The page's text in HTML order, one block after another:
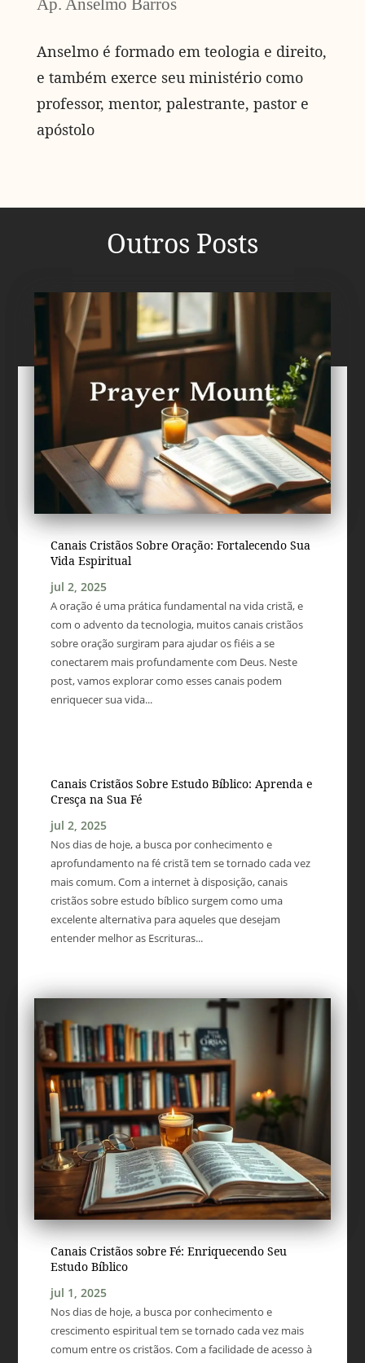
Ap. Anselmo Barros
Anselmo é formado em teologia e direito,
e também exerce seu ministério como
professor, mentor, palestrante, pastor e
apóstolo
Outros Posts
Canais Cristãos Sobre Oração: Fortalecendo Sua
Vida Espiritual
jul 2, 2025
A oração é uma prática fundamental na vida cristã, e
com o advento da tecnologia, muitos canais cristãos
sobre oração surgiram para ajudar os fiéis a se
conectarem mais profundamente com Deus. Neste
post, vamos explorar como esses canais podem
enriquecer sua vida...
Canais Cristãos Sobre Estudo Bíblico: Aprenda e
Cresça na Sua Fé
jul 2, 2025
Nos dias de hoje, a busca por conhecimento e
aprofundamento na fé cristã tem se tornado cada vez
mais comum. Com a internet à disposição, canais
cristãos sobre estudo bíblico surgem como uma
excelente alternativa para aqueles que desejam
entender melhor as Escrituras...
Canais Cristãos sobre Fé: Enriquecendo Seu
Estudo Bíblico
jul 1, 2025
Nos dias de hoje, a busca por conhecimento e
crescimento espiritual tem se tornado cada vez mais
comum entre os cristãos. Com a facilidade de acesso à